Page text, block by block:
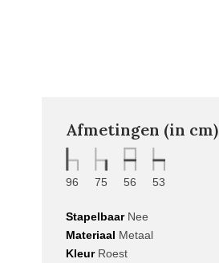
Afmetingen (in cm)
96 75 56 53
StapelbaarNee
Materiaal Metaal
KleurRoest